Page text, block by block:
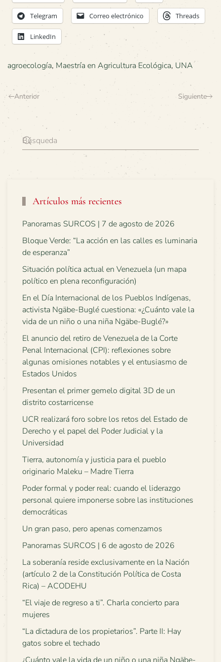
Telegram Correo electrónico Threads
LinkedIn
agroecología, Maestría en Agricultura Ecológica, UNA
Anterior Siguiente
Artículos más recientes
Panoramas SURCOS | 7 de agosto de 2026
Bloque Verde: “La acción en las calles es luminaria
de esperanza”
Situación política actual en Venezuela (un mapa
político en plena reconfiguración)
En el Día Internacional de los Pueblos Indígenas,
activista Ngäbe-Buglé cuestiona: «¿Cuánto vale la
vida de un niño o una niña Ngäbe-Buglé?»
El anuncio del retiro de Venezuela de la Corte
Penal Internacional (CPI): reflexiones sobre
algunas omisiones notables y el entusiasmo de
Estados Unidos
Presentan el primer gemelo digital 3D de un
distrito costarricense
UCR realizará foro sobre los retos del Estado de
Derecho y el papel del Poder Judicial y la
Universidad
Tierra, autonomía y justicia para el pueblo
originario Maleku – Madre Tierra
Poder formal y poder real: cuando el liderazgo
personal quiere imponerse sobre las instituciones
democráticas
Un gran paso, pero apenas comenzamos
Panoramas SURCOS | 6 de agosto de 2026
La soberanía reside exclusivamente en la Nación
(artículo 2 de la Constitución Política de Costa
Rica) – ACODEHU
“El viaje de regreso a ti”. Charla concierto para
mujeres
“La dictadura de los propietarios”. Parte II: Hay
gatos sobre el techado
¿Cuánto vale la vida de un niño o una niña Ngäbe-